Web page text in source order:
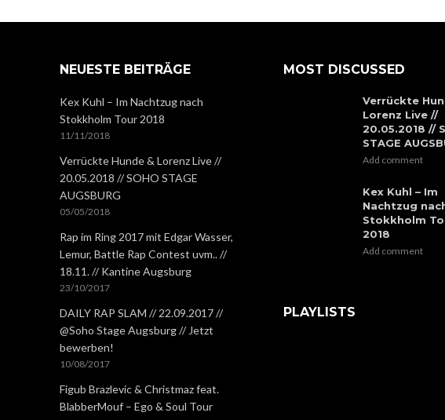
NEUESTE BEITRÄGE
Kex Kuhl – Im Nachtzug nach
Stokkholm Tour 2018
11/11/2018
Verrückte Hunde & Lorenz Live //
20.05.2018 // SOHO STAGE
AUGSBURG
05/05/2018
Rap im Ring 2017 mit Edgar Wasser,
Lemur, Battle Rap Contest uvm.. //
18.11. // Kantine Augsburg
23/10/2017
DAILY RAP SLAM // 22.09.2017 //
@Soho Stage Augsburg // Jetzt
bewerben!
10/08/2017
Figub Brazlevic & Christmaz feat.
BlabberMouf – Ego & Soul Tour
MOST DISCUSSED
Verrückte
Lorenz Live //
20.05.2018 //
STAGE
Add comment
Kex Kuhl – Im
Nachtzug
Stokkholm
2018
Add comment
PLAYLISTS